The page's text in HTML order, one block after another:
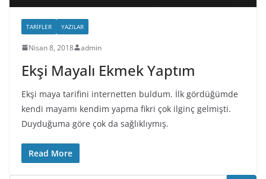
TARIFLER YAZILAR
Nisan 8, 2018 admin
Ekşi Mayalı Ekmek Yaptım
Ekşi maya tarifini internetten buldum. İlk gördüğümde
kendi mayamı kendim yapma fikri çok ilginç gelmişti.
Duyduğuma göre çok da sağlıklıymış.
Read More